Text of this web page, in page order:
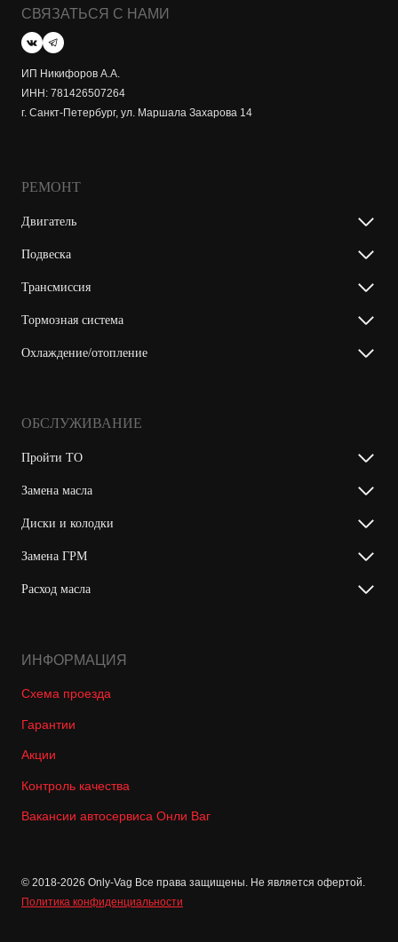
СВЯЗАТЬСЯ С НАМИ
ИП Никифоров А.А.
ИНН: 781426507264
г. Санкт-Петербург, ул. Маршала Захарова 14
РЕМОНТ
Двигатель
Подвеска
Трансмиссия
Тормозная система
Охлаждение/отопление
ОБСЛУЖИВАНИЕ
Пройти ТО
Замена масла
Диски и колодки
Замена ГРМ
Расход масла
ИНФОРМАЦИЯ
Схема проезда
Гарантии
Акции
Контроль качества
Вакансии автосервиса Онли Ваг
© 2018-2026 Only-Vag Все права защищены. Не является офертой.
Политика конфиденциальности